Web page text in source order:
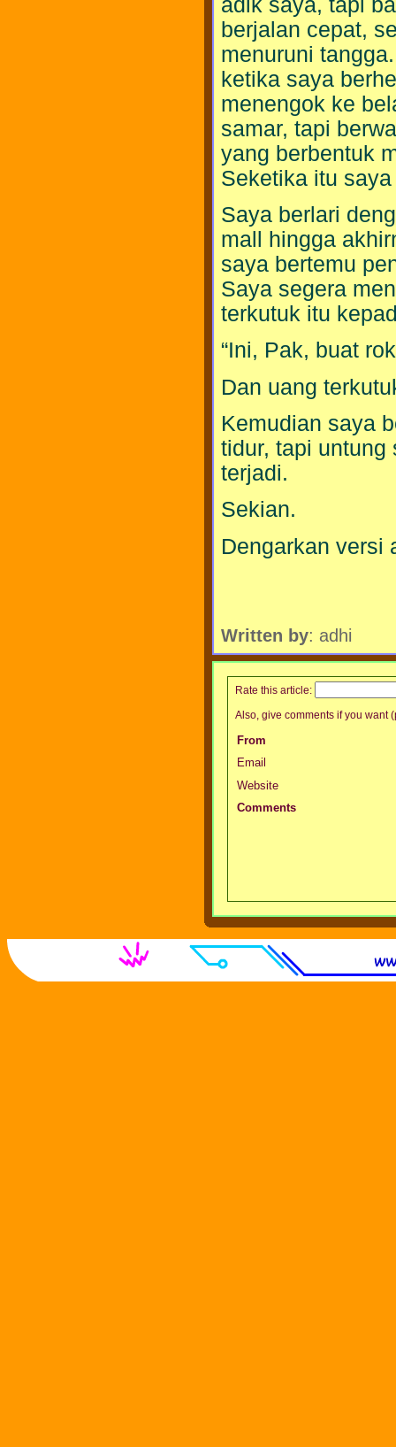
berjalan cepat,
menuruni
ketika saya
menengok ke
samar, tapi
yang berbentuk
Seketika itu
Saya berlari
mall hingga
saya bertemu
Saya segera
terkutuk itu
“Ini, Pak, buat
Dan uang
Kemudian saya
tidur, tapi untung
terjadi.
Sekian.
Dengarkan versi
Written by: adhi
Rate this article:
Also, give comments if you want
From
Email
Website
Comments